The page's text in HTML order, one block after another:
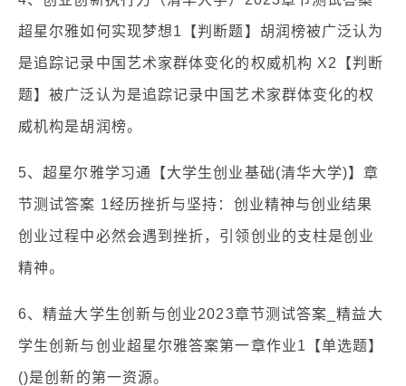
超星尔雅如何实现梦想1【判断题】胡润榜被广泛认为
是追踪记录中国艺术家群体变化的权威机构 X2【判断
题】被广泛认为是追踪记录中国艺术家群体变化的权
威机构是胡润榜。
5、超星尔雅学习通【大学生创业基础(清华大学)】章
节测试答案 1经历挫折与坚持：创业精神与创业结果
创业过程中必然会遇到挫折，引领创业的支柱是创业
精神。
6、精益大学生创新与创业2023章节测试答案_精益大
学生创新与创业超星尔雅答案第一章作业1【单选题】
()是创新的第一资源。